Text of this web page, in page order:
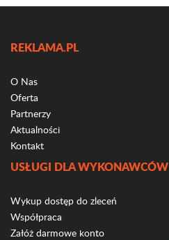
REKLAMA.PL
O Nas
Oferta
Partnerzy
Aktualności
Kontakt
USŁUGI DLA WYKONAWCÓW
Wykup dostęp do zleceń
Współpraca
Załóż darmowe konto